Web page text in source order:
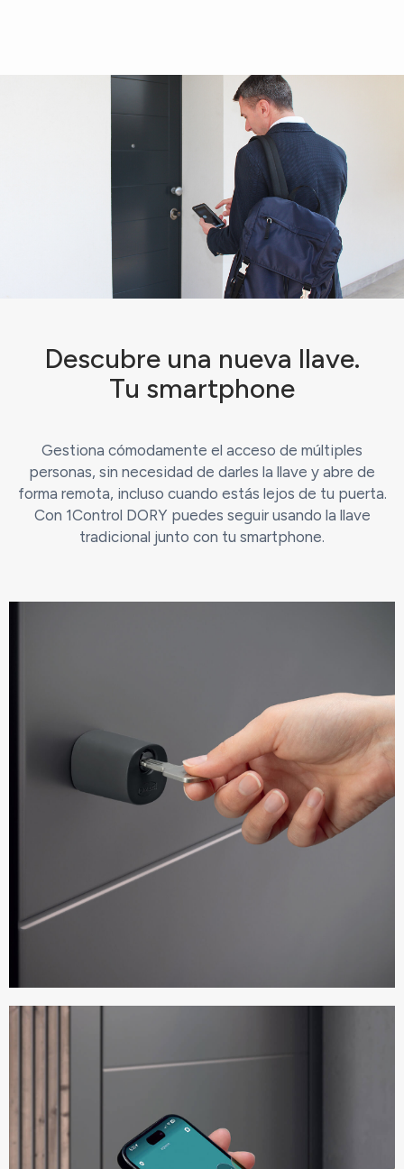
Descubre una nueva llave.
Tu smartphone
Gestiona cómodamente el acceso de múltiples
personas, sin necesidad de darles la llave y abre de
forma remota, incluso cuando estás lejos de tu puerta.
Con 1Control DORY puedes seguir usando la llave
tradicional junto con tu smartphone.